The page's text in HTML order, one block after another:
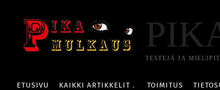
TESTEJÄ JA
ETUSIVU KAIKKI ARTIKKELIT TOIMITUS